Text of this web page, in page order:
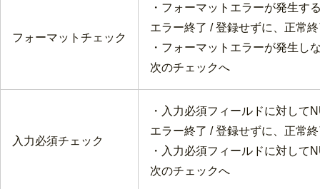
フォーマットチェック
・フォーマットエラーが発生す
エラー終了 / 登録せずに、正常
・フォーマットエラーが発生し
次のチェックへ
入力必須チェック
・入力必須フィールドに対して
エラー終了 / 登録せずに、正常
・入力必須フィールドに対して
次のチェックへ